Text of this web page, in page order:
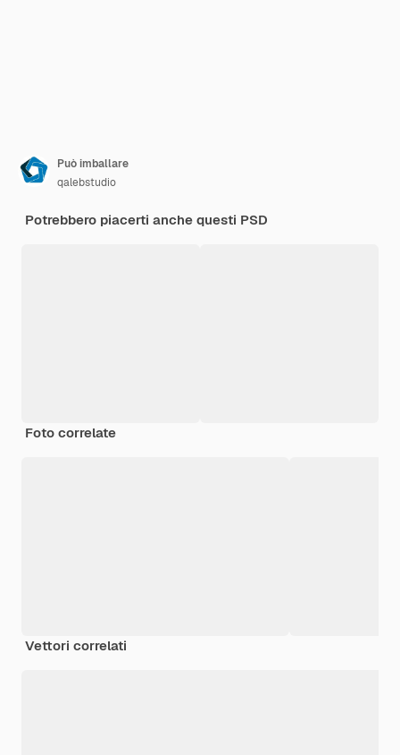
Può imballare
qalebstudio
Potrebbero piacerti anche questi PSD
Foto correlate
Vettori correlati